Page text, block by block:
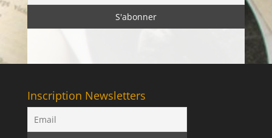
Inscription Newsletters